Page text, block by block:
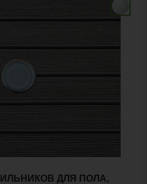
ДЛЯ ПОЛА,